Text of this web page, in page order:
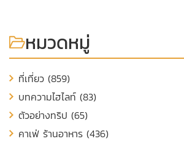
หมวดหมู่
ที่เที่ยว (859)
บทความไฮไลท์ (83)
ตัวอย่างทริป (65)
คาเฟ่ ร้านอาหาร (436)